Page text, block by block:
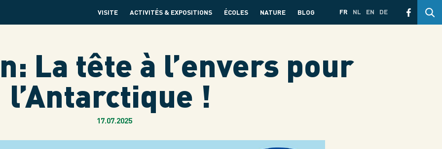
VISITE ACTIVITÉS & EXPOSITIONS ÉCOLES NATURE BLOG FR NL EN DE
La tête à l’envers pour
l’Antarctique !
17.07.2025